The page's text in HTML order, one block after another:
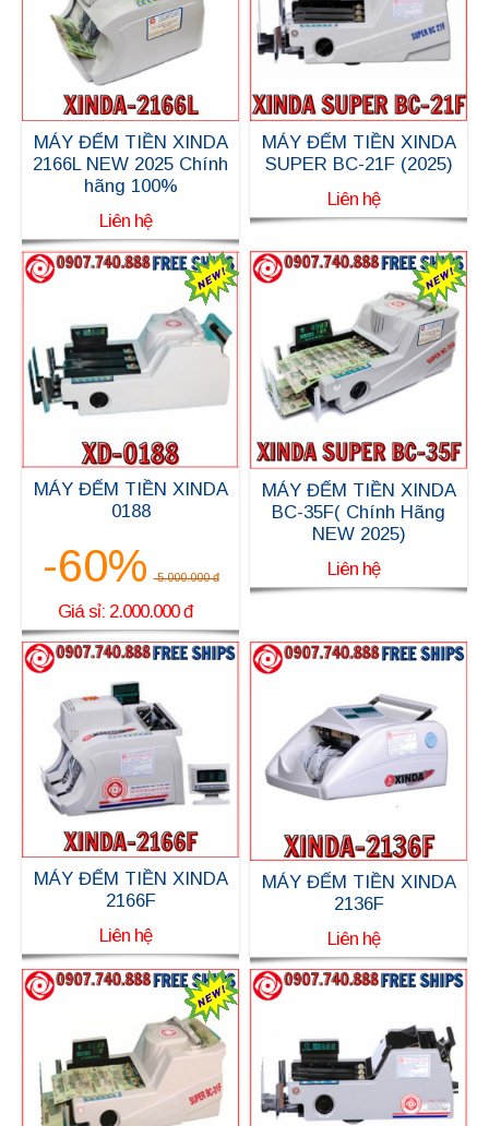
MÁY ĐẾM TIỀN XINDA
2166L NEW 2025 Chính
hãng 100%
Liên hệ
MÁY ĐẾM TIỀN XINDA
SUPER BC-21F (2025)
Liên hệ
MÁY ĐẾM TIỀN XINDA
0188
-60% 5.000.000 đ
Giá sỉ: 2.000.000 đ
MÁY ĐẾM TIỀN XINDA
BC-35F( Chính Hãng
NEW 2025)
Liên hệ
MÁY ĐẾM TIỀN XINDA
2166F
Liên hệ
MÁY ĐẾM TIỀN XINDA
2136F
Liên hệ